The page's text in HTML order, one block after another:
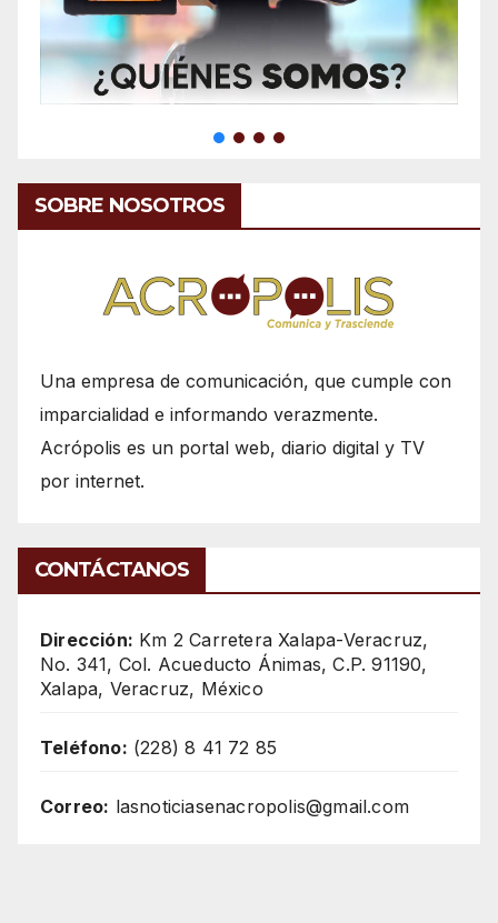
SOBRE NOSOTROS
Una empresa de comunicación, que cumple con
imparcialidad e informando verazmente.
Acrópolis es un portal web, diario digital y TV
por internet.
CONTÁCTANOS
Dirección: Km 2 Carretera Xalapa-Veracruz,
No. 341, Col. Acueducto Ánimas, C.P. 91190,
Xalapa, Veracruz, México
Teléfono: (228) 8 41 72 85
Correo: lasnoticiasenacropolis@gmail.com